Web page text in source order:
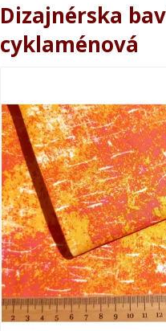
Dizajnérska
cyklaménová